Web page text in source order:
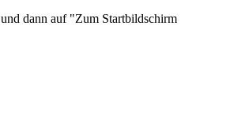
und dann auf "Zum Startbildschirm